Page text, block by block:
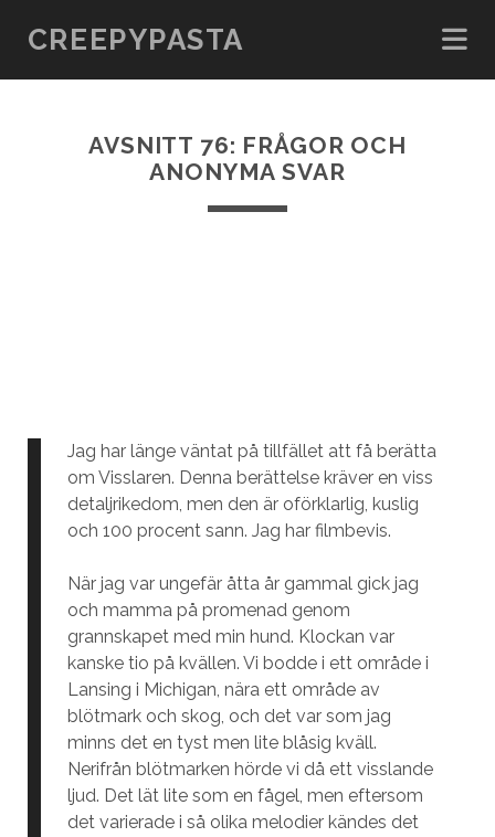
CREEPYPASTA
AVSNITT 76: FRÅGOR OCH
ANONYMA SVAR
Jag har länge väntat på tillfället att få berätta
om Visslaren. Denna berättelse kräver en viss
detaljrikedom, men den är oförklarlig, kuslig
och 100 procent sann. Jag har filmbevis.
När jag var ungefär åtta år gammal gick jag
och mamma på promenad genom
grannskapet med min hund. Klockan var
kanske tio på kvällen. Vi bodde i ett område i
Lansing i Michigan, nära ett område av
blötmark och skog, och det var som jag
minns det en tyst men lite blåsig kväll.
Nerifrån blötmarken hörde vi då ett visslande
ljud. Det lät lite som en fågel, men eftersom
det varierade i så olika melodier kändes det